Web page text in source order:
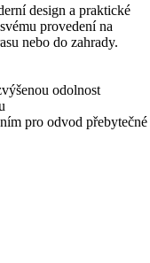
design a praktické
provedení na
nebo do zahrady.
odolnost
pro odvod přebytečné